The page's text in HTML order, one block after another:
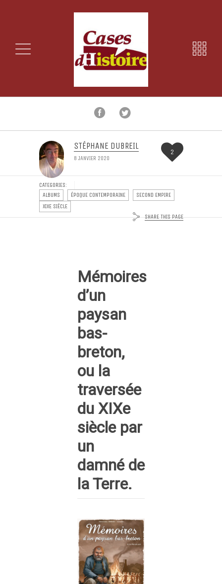
STÉPHANE DUBREIL
8 JANVIER 2020
2
CATEGORIES:
ALBUMS
ÉPOQUE CONTEMPORAINE
SECOND EMPIRE
XIXE SIÈCLE
SHARE THIS PAGE
Mémoires
d’un
paysan
bas-
breton,
ou la
traversée
du XIXe
siècle par
un
damné de
la Terre.